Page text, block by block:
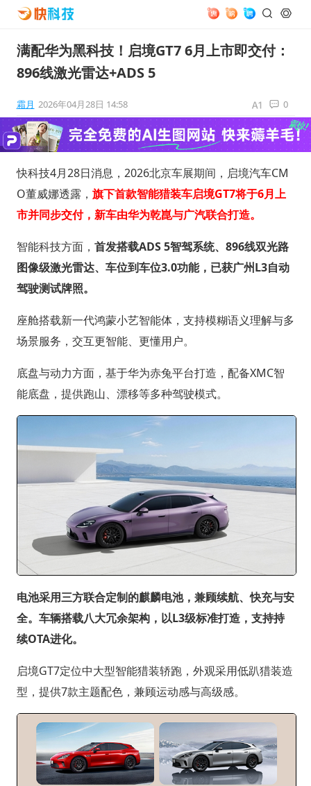
满配华为黑科技！启境GT7 6月上市即交付：
896线激光雷达+ADS 5
霜月 2026年04月28日 14:58 0
快科技4月28日消息，2026北京车展期间，启境汽车CM
O董威娜透露， 旗下首款智能猎装车启境GT7将于6月上
市并同步交付，新车由华为乾崑与广汽联合打造。
智能科技方面， 首发搭载ADS 5智驾系统、896线双光路
图像级激光雷达、车位到车位3.0功能，已获广州L3自动
驾驶测试牌照。
座舱搭载新一代鸿蒙小艺智能体，支持模糊语义理解与多
场景服务，交互更智能、更懂用户。
底盘与动力方面，基于华为赤兔平台打造，配备XMC智
能底盘，提供跑山、漂移等多种驾驶模式。
电池采用三方联合定制的麒麟电池，兼顾续航、快充与安
全。车辆搭载八大冗余架构，以L3级标准打造，支持持
续OTA进化。
启境GT7定位中大型智能猎装轿跑，外观采用低趴猎装造
型，提供7款主题配色，兼顾运动感与高级感。